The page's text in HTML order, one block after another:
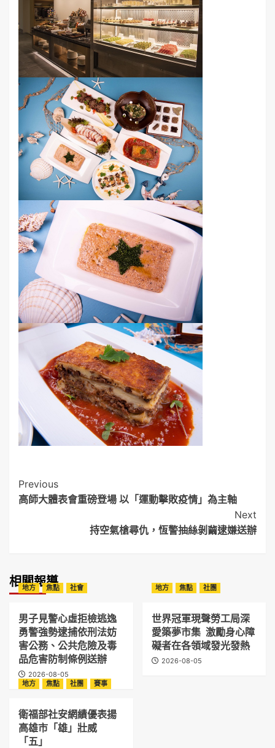
Post
Navigation
Previous
高師大體表會重磅登場 以「運動擊敗疫情」為主軸
Next
持空氣槍尋仇，恆警抽絲剝繭逮嫌送辦
相關報導
地方 焦點 社會
男子見警心虛拒檢逃逸
勇警強勢逮捕依刑法妨
害公務、公共危險及毒
品危害防制條例送辦
2026-08-05
地方 焦點 社團
世界冠軍現聲勞工局深
愛築夢市集 激勵身心障
礙者在各領域發光發熱
2026-08-05
地方 焦點 社團 賽事
衛福部社安網績優表揚
高雄市「雄」壯威
「五」